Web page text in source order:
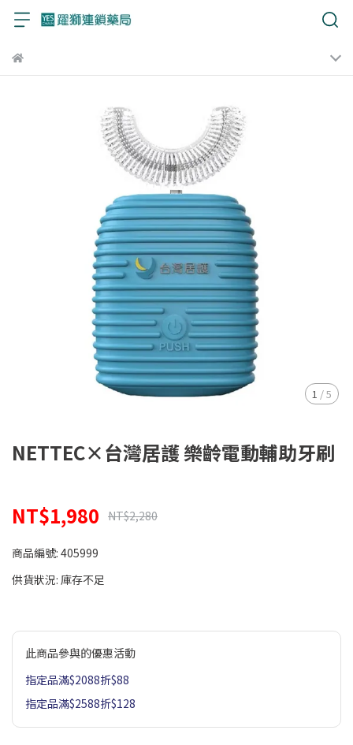
1 /5
NETTEC×台灣居護 樂齡電動輔助牙刷
NT$1,980 NT$2,280
商品編號: 405999
供貨狀況: 庫存不足
此商品參與的優惠活動
指定品滿$2088折$88
指定品滿$2588折$128